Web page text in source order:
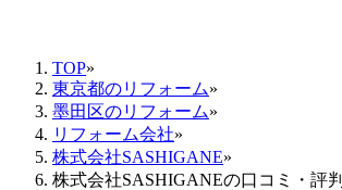
TOP»
東京都のリフォーム»
墨田区のリフォーム»
リフォーム会社»
株式会社SASHIGANE»
株式会社SASHIGANEの口コミ・評判